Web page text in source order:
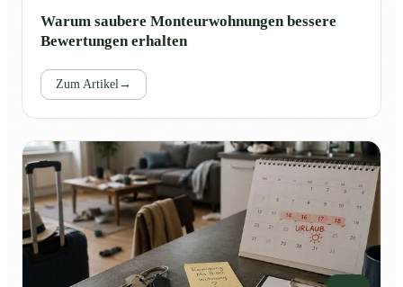
Warum saubere Monteurwohnungen bessere
Bewertungen erhalten
Zum Artikel→